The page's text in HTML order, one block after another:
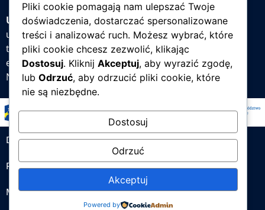
Uniwersytet Śląski w Katowicach
ul. Bankowa 12, 40-007 Katowice
tel. +48 32 359 22 22
e-mail:info@us.edu.pl
NIP: 634-019-71-34
Deklaracja dostępności
Polityka prywatności
Mapa strony
Pliki cookie pomagają nam ulepszać Twoje
doświadczenia, dostarczać spersonalizowane
treści i analizować ruch. Możesz wybrać, które
pliki cookie chcesz zezwolić, klikając
Dostosuj. Kliknij Akceptuj, aby wyrazić zgodę,
lub Odrzuć, aby odrzucić pliki cookie, które
nie są niezbędne.
Dostosuj
Odrzuć
Akceptuj
Powered by